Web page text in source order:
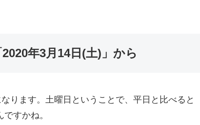
年3月14日(土)」から
ります。土曜日ということで、平日と比べると
すかね。